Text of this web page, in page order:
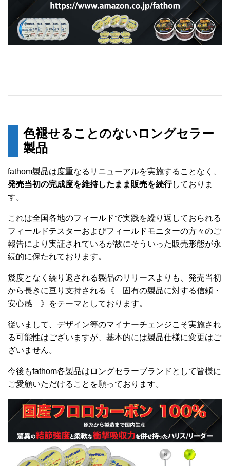
色褪せることのないロングセラー
製品
fathom製品は度重なるリニューアルを実施することなく、
発売当初の完成度を維持したまま販売を続行しておりま
す。
これは全国各地のフィールドで実践を繰り返しておられる
フィールドテスターおよびフィールドモニターの方々のご
報告により実証されているが故にそういった販売形態が永
続的に保たれております。
幾度となく繰り返される製品のリリースよりも、発売当初
から長きに亘り支持される《 固有の製品に対する信頼・
安心感 》をテーマとしております。
従いまして、デザイン等のマイナーチェンジこそ実施され
る可能性はございますが、基本的には製品仕様に変更はご
ざいません。
今後もfathom各製品はロングセラーブランドとして皆様に
ご愛顧いただけることを願っております。